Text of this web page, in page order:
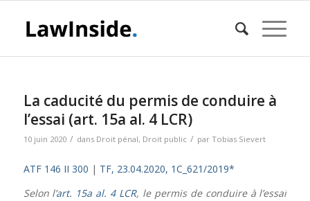
La caducité du permis de conduire à
l’essai (art. 15a al. 4 LCR)
10 juin 2020 / dans Droit pénal, Droit public / par Tobias Sievert
ATF 146 II 300 | TF, 23.04.2020, 1C_621/2019*
Selon l’art. 15a al. 4 LCR, le permis de conduire à l’essai